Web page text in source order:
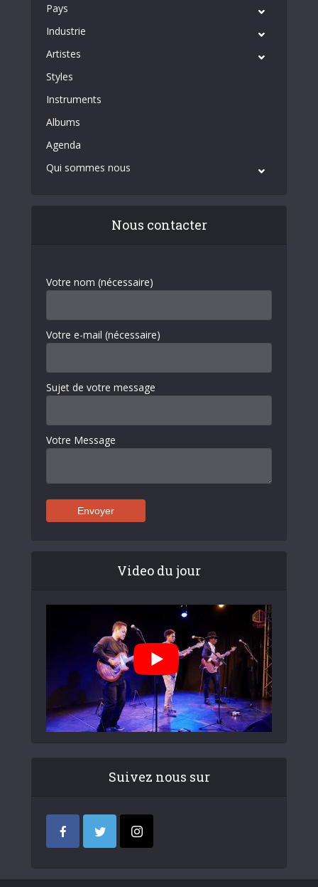
Pays
Industrie
Artistes
Styles
Instruments
Albums
Agenda
Qui sommes nous
Nous contacter
Votre nom (nécessaire)
Votre e-mail (nécessaire)
Sujet de votre message
Votre Message
Video du jour
Suivez nous sur